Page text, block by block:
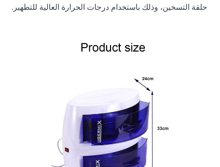
حلقة التسخين، وذلك باستخدام درجات الحرارة العالية للتطهير.